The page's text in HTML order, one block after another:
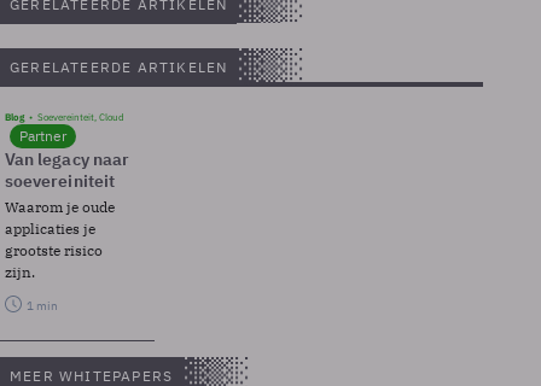
GERELATEERDE ARTIKELEN
GERELATEERDE ARTIKELEN
Blog Soevereinteit, Cloud
Partner
Van legacy naar
soevereiniteit
Waarom je oude
applicaties je
grootste risico
zijn.
1 min
MEER WHITEPAPERS